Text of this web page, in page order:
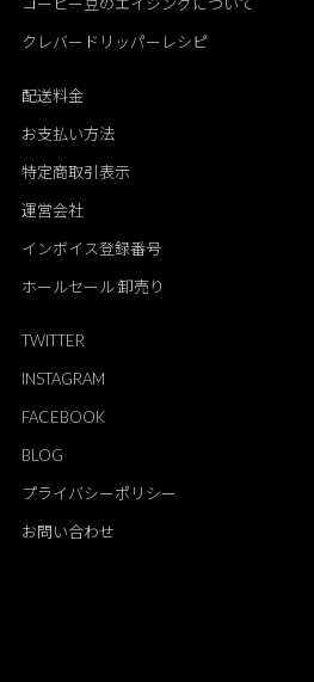
クレバードリッパーレシピ
配送料金
お支払い方法
特定商取引表示
運営会社
インボイス登録番号
ホールセール 卸売り
TWITTER
INSTAGRAM
FACEBOOK
BLOG
プライバシーポリシー
お問い合わせ